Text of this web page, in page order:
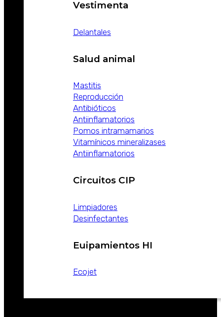
Vestimenta
Delantales
Salud animal
Mastitis
Reproducción
Antibióticos
Antiinflamatorios
Pomos intramamarios
Vitamínicos mineralizases
Antiinflamatorios
Circuitos CIP
Limpiadores
Desinfectantes
Euipamientos HI
Ecojet